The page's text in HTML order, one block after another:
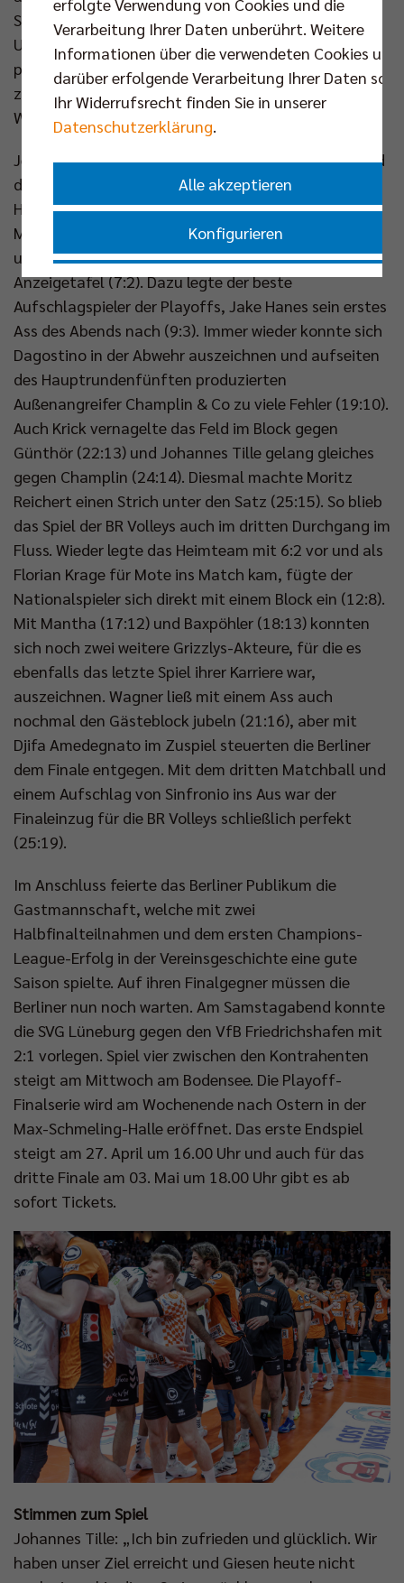
Spiel nach 20 Jahren für den Verein – das Giesener
Urgestein Wagner ans Netz. Aber Tobias Krick & Co
punkteten auch gegen die neuen Blockspieler
zuverlässig (21:12) und ein Aufschlagfehler von
Wagner machte den Auftaktsatz zu (25:15).
Jeden Versuch der Grizzlys, zurück in dieses Spiel und
damit in die Serie zu finden, wussten die
Hauptstädter im Keim zu ersticken. MVP Nehemiah
Mote zeigte sich weiter sehr präsent im Block (2:0)
und zügig stand die nächste klare Führung auf der
Anzeigetafel (7:2). Dazu legte der beste
Aufschlagspieler der Playoffs, Jake Hanes sein erstes
Ass des Abends nach (9:3). Immer wieder konnte sich
Dagostino in der Abwehr auszeichnen und aufseiten
des Hauptrundenfünften produzierten
Außenangreifer Champlin & Co zu viele Fehler (19:10).
Auch Krick vernagelte das Feld im Block gegen
Günthör (22:13) und Johannes Tille gelang gleiches
gegen Champlin (24:14). Diesmal machte Moritz
Reichert einen Strich unter den Satz (25:15). So blieb
das Spiel der BR Volleys auch im dritten Durchgang im
Fluss. Wieder legte das Heimteam mit 6:2 vor und als
Florian Krage für Mote ins Match kam, fügte der
Nationalspieler sich direkt mit einem Block ein (12:8).
Mit Mantha (17:12) und Baxpöhler (18:13) konnten
sich noch zwei weitere Grizzlys-Akteure, für die es
ebenfalls das letzte Spiel ihrer Karriere war,
auszeichnen. Wagner ließ mit einem Ass auch
nochmal den Gästeblock jubeln (21:16), aber mit
Djifa Amedegnato im Zuspiel steuerten die Berliner
dem Finale entgegen. Mit dem dritten Matchball und
einem Aufschlag von Sinfronio ins Aus war der
Finaleinzug für die BR Volleys schließlich perfekt
(25:19).
Im Anschluss feierte das Berliner Publikum die
Gastmannschaft, welche mit zwei
Halbfinalteilnahmen und dem ersten Champions-
League-Erfolg in der Vereinsgeschichte eine gute
Saison spielte. Auf ihren Finalgegner müssen die
Berliner nun noch warten. Am Samstagabend konnte
die SVG Lüneburg gegen den VfB Friedrichshafen mit
2:1 vorlegen. Spiel vier zwischen den Kontrahenten
steigt am Mittwoch am Bodensee. Die Playoff-
Finalserie wird am Wochenende nach Ostern in der
Max-Schmeling-Halle eröffnet. Das erste Endspiel
steigt am 27. April um 16.00 Uhr und auch für das
dritte Finale am 03. Mai um 18.00 Uhr gibt es ab
sofort Tickets.
Stimmen zum Spiel
Johannes Tille: „Ich bin zufrieden und glücklich. Wir
haben unser Ziel erreicht und Giesen heute nicht
Verarbeitung Ihrer Daten unberührt. Weitere
Informationen über die verwendeten Cookies und
darüber erfolgende Verarbeitung Ihrer Daten
Ihr Widerrufsrecht finden Sie in unserer
Datenschutzerklärung.
Alle akzeptieren
Konfigurieren
Nur essenzielle Cookies akzeptieren
Impressum|Datenschutzerklärung